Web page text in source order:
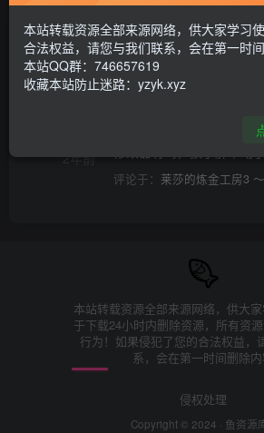
评论2
木有啊，我没找到
2年前
评论于： 莱莎的炼金工房3 ～终结之炼金术士与秘密钥匙～（Atelier Ryza 3: Alchemist of the End &
本站转载资源全部来源网络，供大
于下载24小时内删除资源，所有资
行为！如果侵犯了您的合法权益，
系，会在第一时间删除
侵权处理
Copyright © 2024 · 鱼资源
本站转载资源全部来源网络，供大家学习
合法权益，请您与我们联系，会在第一时
本站QQ群：746657619
收藏本站防止迷路：yzyk.xyz